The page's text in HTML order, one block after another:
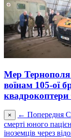
Мер Тернополя
воїнам 105-ої
квадрокоптери
× ← Попередня
смерті юного
іноземців через